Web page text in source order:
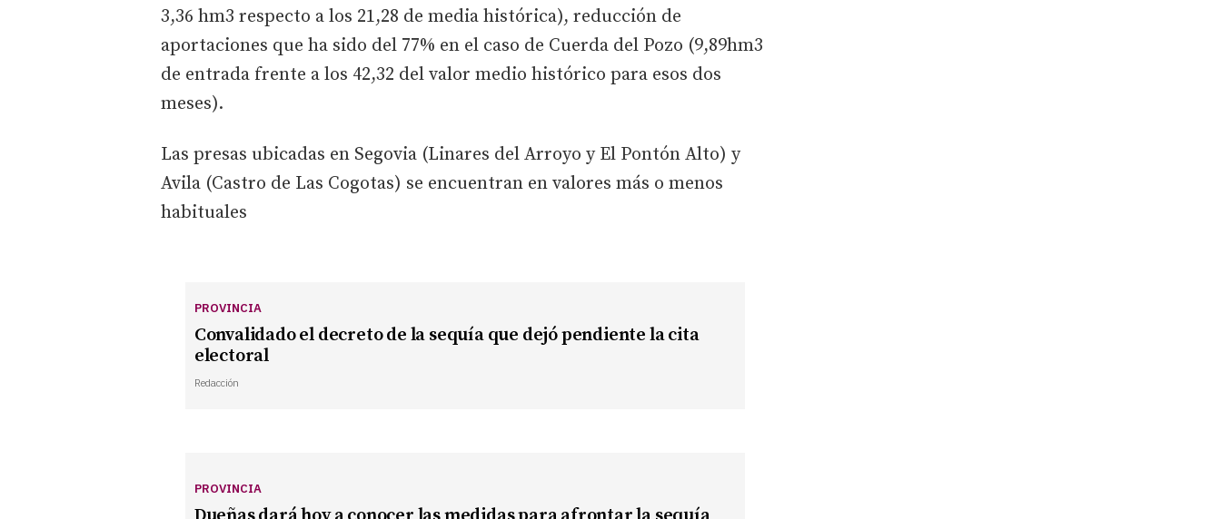
3,36 hm3 respecto a los 21,28 de media histórica), reducción de
aportaciones que ha sido del 77% en el caso de Cuerda del Pozo (9,89hm3
de entrada frente a los 42,32 del valor medio histórico para esos dos
meses).
Las presas ubicadas en Segovia (Linares del Arroyo y El Pontón Alto) y
Avila (Castro de Las Cogotas) se encuentran en valores más o menos
habituales
PROVINCIA
Convalidado el decreto de la sequía que dejó pendiente la cita
electoral
Redacción
PROVINCIA